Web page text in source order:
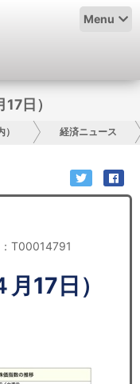
Menu
日）
経済ニュース
T00014791
17日）